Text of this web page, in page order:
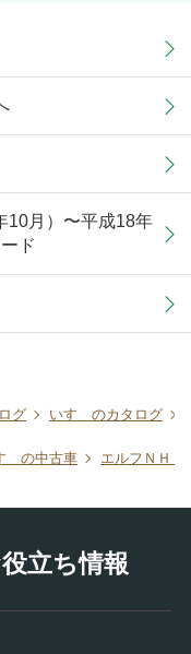
10月）〜平成18年
ド
グ いすゞのカタログ
ゞの中古車 エルフＮＨＳ
立ち情報